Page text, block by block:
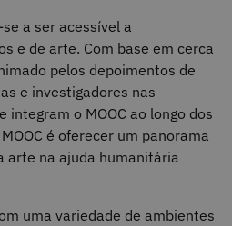
a ser acessível a
e de arte. Com base em cerca
pelos depoimentos de
e investigadores nas
integram o MOOC ao longo dos
é oferecer um panorama
arte na ajuda humanitária
uma variedade de ambientes